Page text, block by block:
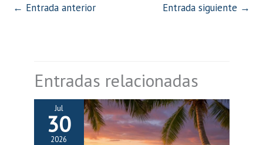
← Entrada anterior Entrada siguiente →
Entradas relacionadas
Jul
30
2026